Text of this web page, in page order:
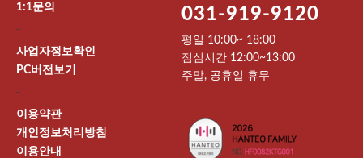
1:1문의
-
사업자정보확인
PC버전보기
-
이용약관
개인정보처리방침
이용안내
031-919-9120
평일 10:00~ 18:00
점심시간 12:00~13:00
주말, 공휴일 휴무
-